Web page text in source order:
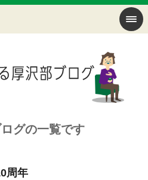
グの一覧です
周年